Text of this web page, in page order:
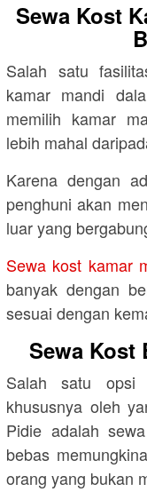
Sewa Kost
Salah satu
kamar mandi
memilih kamar
lebih mahal
Karena dengan
penghuni akan
luar yang
Sewa kost kamar
banyak dengan
sesuai dengan
Sewa Kost
Salah satu
khususnya oleh
Pidie adalah
bebas
orang yang bukan